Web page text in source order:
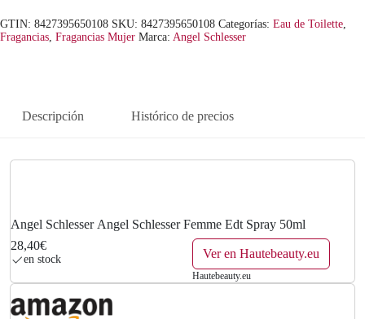
GTIN: 8427395650108 SKU: 8427395650108 Categorías: Eau de Toilette,
Fragancias, Fragancias Mujer Marca: Angel Schlesser
Descripción Histórico de precios
Angel Schlesser Angel Schlesser Femme Edt Spray 50ml
28,40€
en stock Ver en Hautebeauty.eu
Hautebeauty.eu